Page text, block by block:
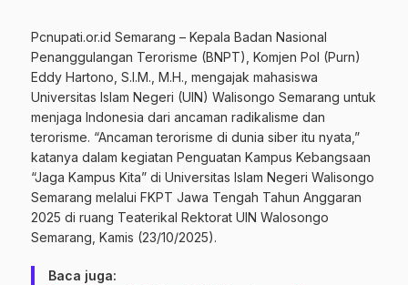
Pcnupati.or.id Semarang – Kepala Badan Nasional
Penanggulangan Terorisme (BNPT), Komjen Pol (Purn)
Eddy Hartono, S.I.M., M.H., mengajak mahasiswa
Universitas Islam Negeri (UIN) Walisongo Semarang untuk
menjaga Indonesia dari ancaman radikalisme dan
terorisme. “Ancaman terorisme di dunia siber itu nyata,”
katanya dalam kegiatan Penguatan Kampus Kebangsaan
“Jaga Kampus Kita” di Universitas Islam Negeri Walisongo
Semarang melalui FKPT Jawa Tengah Tahun Anggaran
2025 di ruang Teaterikal Rektorat UIN Walosongo
Semarang, Kamis (23/10/2025).
Baca juga: